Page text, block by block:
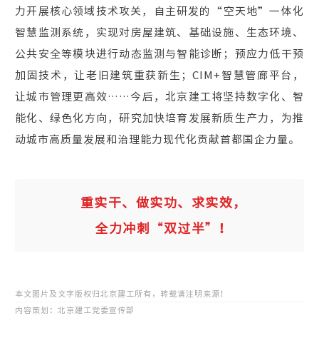
力开展核心领域技术攻关，自主研发的“空天地”一体化
智慧监测系统，实现对房屋建筑、基础设施、生态环境、
公共安全等模块进行动态监测与智能诊断；预应力低干预
加固技术，让老旧建筑重获新生；CIM+智慧管廊平台，
让城市管理更高效……今后，北京建工将坚持数字化、智
能化、绿色化方向，研究加快培育发展新质生产力，为推
动城市高质量发展和治理能力现代化贡献首都国企力量。
重实干、做实功、求实效，
全力冲刺“双过半”！
本文图片及文字版权归北京建工所有，转载请注明来源！
内容策划：北京建工党委宣传部